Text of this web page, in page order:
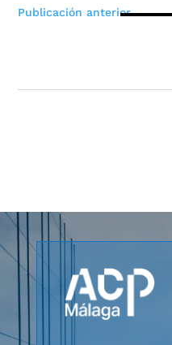
Navegación
Publicación anterior